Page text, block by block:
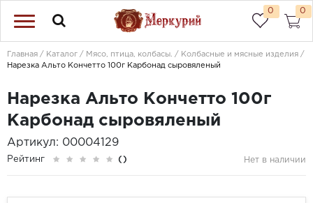
0 0
Главная Каталог Мясо, птица, колбасы.
Колбасные и мясные изделия
Нарезка Альто Кончетто 100г Карбонад сыровяленый
Нарезка Альто Кончетто 100г
Карбонад сыровяленый
Артикул: 00004129
Рейтинг () Нет в наличии